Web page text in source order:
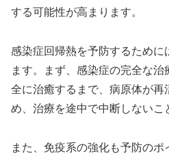
する可能性が高まります。
感染症回帰熱を予防するために
ます。まず、感染症の完全な
全に治癒するまで、病原体が再
め、治療を途中で中断しないこ
また、免疫系の強化も予防の